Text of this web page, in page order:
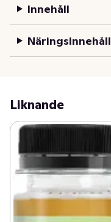
Innehåll
Näringsinnehåll
Liknande